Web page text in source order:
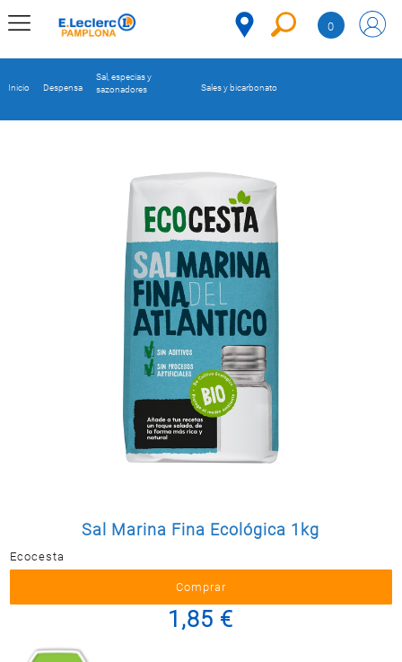
0
ELECTRO
Y BAZAR
ELECTRO
Inicio Despensa
Sal, especias y
sazonadores
Sales y bicarbonato
Sal Marina Fina Ecológica 1kg
Ecocesta
1,85 €